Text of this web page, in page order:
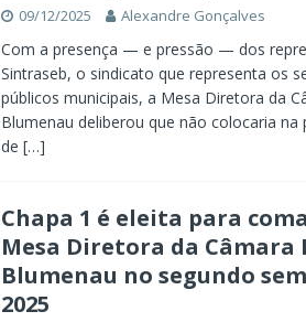
09/12/2025 Alexandre Gonçalves
Com a presença — e pressão — dos
Sintraseb, o sindicato que representa os
públicos municipais, a Mesa Diretora da
Blumenau deliberou que não colocaria
de […]
Chapa 1 é eleita para
Mesa Diretora da Câmara
Blumenau no segundo
2025